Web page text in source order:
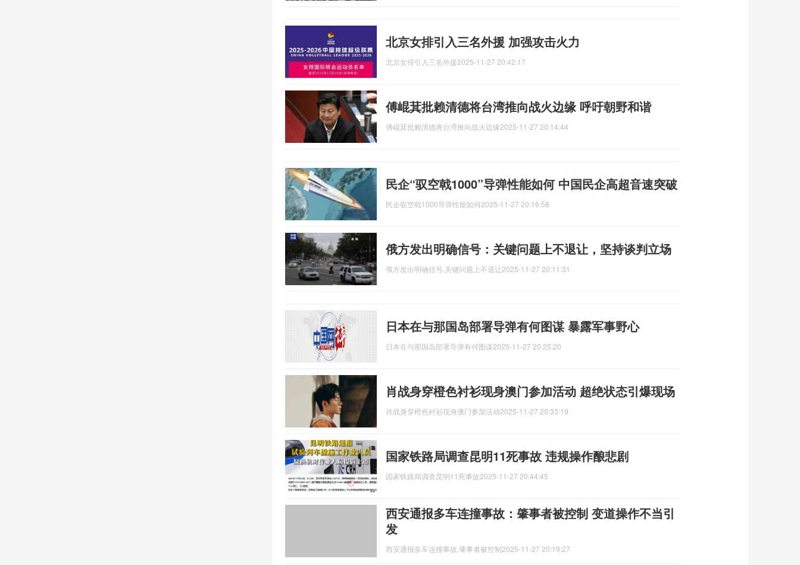
北京女排引入三名外援 加强攻击火力
北京女排引入三名外援2025-11-27 20:42:17
傅崐萁批赖清德将台湾推向战火边缘 呼吁朝野和谐
傅崐萁批赖清德将台湾推向战火边缘2025-11-27 20:14:44
民企“驭空戟1000”导弹性能如何 中国民企高超音速突破
民企驭空戟1000导弹性能如何2025-11-27 20:16:58
俄方发出明确信号：关键问题上不退让，坚持谈判立场
俄方发出明确信号,关键问题上不退让2025-11-27 20:11:31
日本在与那国岛部署导弹有何图谋 暴露军事野心
日本在与那国岛部署导弹有何图谋2025-11-27 20:25:20
肖战身穿橙色衬衫现身澳门参加活动 超绝状态引爆现场
肖战身穿橙色衬衫现身澳门参加活动2025-11-27 20:33:19
国家铁路局调查昆明11死事故 违规操作酿悲剧
国家铁路局调查昆明11死事故2025-11-27 20:44:45
西安通报多车连撞事故：肇事者被控制 变道操作不当引
发
西安通报多车连撞事故,肇事者被控制2025-11-27 20:19:27